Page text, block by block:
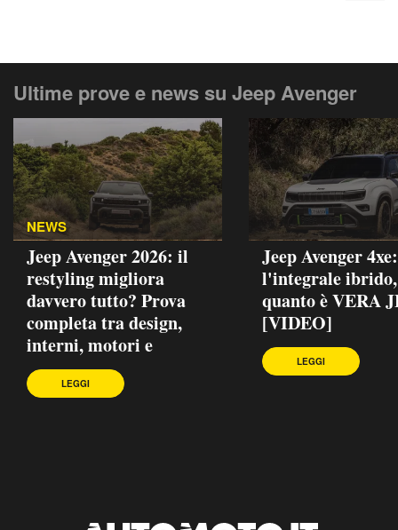
Ultime prove e news su Jeep Avenger
NEWS
Jeep Avenger 2026: il
restyling migliora
davvero tutto? Prova
completa tra design,
interni, motori e
LEGGI
Jeep Avenger 4xe:
l'integrale
quanto è VERA
[VIDEO]
LEGGI